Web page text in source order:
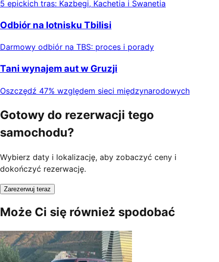
5 epickich tras: Kazbegi, Kachetia i Swanetia
Odbiór na lotnisku Tbilisi
Darmowy odbiór na TBS: proces i porady
Tani wynajem aut w Gruzji
Oszczędź 47% względem sieci międzynarodowych
Gotowy do rezerwacji tego
samochodu?
Wybierz daty i lokalizację, aby zobaczyć ceny i
dokończyć rezerwację.
Zarezerwuj teraz
Może Ci się również spodobać